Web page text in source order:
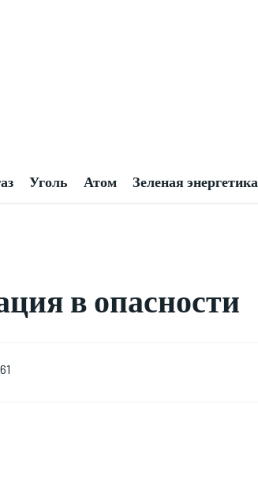
Уголь Атом Зеленая энергетика
в опасности